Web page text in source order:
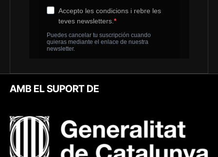
AMB EL SUPORT DE